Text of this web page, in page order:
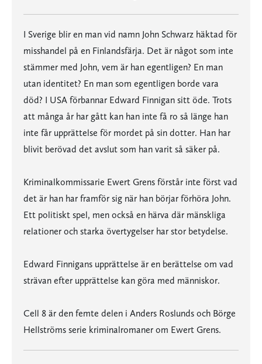
I Sverige blir en man vid namn John Schwarz häktad för
misshandel på en Finlandsfärja. Det är något som inte
stämmer med John, vem är han egentligen? En man
utan identitet? En man som egentligen borde vara
död? I USA förbannar Edward Finnigan sitt öde. Trots
att många år har gått kan han inte få ro så länge han
inte får upprättelse för mordet på sin dotter. Han har
blivit berövad det avslut som han varit så säker på.
Kriminalkommissarie Ewert Grens förstår inte först vad
det är han har framför sig när han börjar förhöra John.
Ett politiskt spel, men också en härva där mänskliga
relationer och starka övertygelser har stor betydelse.
Edward Finnigans upprättelse är en berättelse om vad
strävan efter upprättelse kan göra med människor.
Cell 8 är den femte delen i Anders Roslunds och Börge
Hellströms serie kriminalromaner om Ewert Grens.